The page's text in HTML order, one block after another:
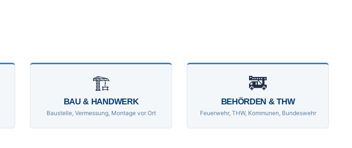
🏗
BAU & HANDWERK
Baustelle, Vermessung, Montage vor Ort
🚒
BEHÖRDEN & THW
Feuerwehr, THW, Kommunen, Bundeswehr